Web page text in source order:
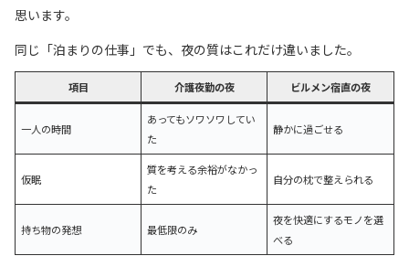
思います。
同じ「泊まりの仕事」でも、夜の質はこれだけ違いました。
項目 介護夜勤の夜 ビルメン宿直の夜
一人の時間
あってもソワソワしてい
た
静かに過ごせる
仮眠
質を考える余裕がなかっ
た
自分の枕で整えられる
持ち物の発想 最低限のみ
夜を快適にするモノを選
べる